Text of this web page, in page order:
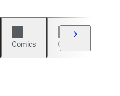
Comics Cars & Bikes